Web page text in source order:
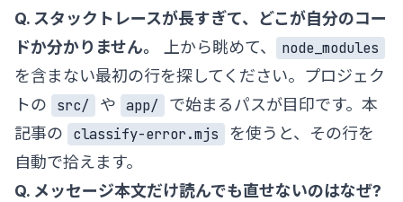
Q. スタックトレースが長すぎて、どこが自分のコー
ドか分かりません。
上から眺めて、
node_modules
を含まない最初の行を探してください。プロジェク
トの
src/ や app/
で始まるパスが目印です。本
記事の
classify-error.mjs
を使うと、その行を
自動で拾えます。
Q. メッセージ本文だけ読んでも直せないのはなぜ?